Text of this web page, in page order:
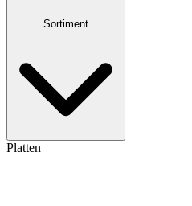
Sortiment
Platten